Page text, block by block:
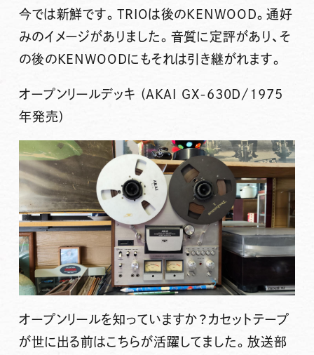
今では新鮮です。TRIOは後のKENWOOD。通好
みのイメージがありました。音質に定評があり、そ
の後のKENWOODにもそれは引き継がれます。
オープンリールデッキ (AKAI GX-630D/1975
年発売)
オープンリールを知っていますか？カセットテープ
が世に出る前はこちらが活躍してました。放送部